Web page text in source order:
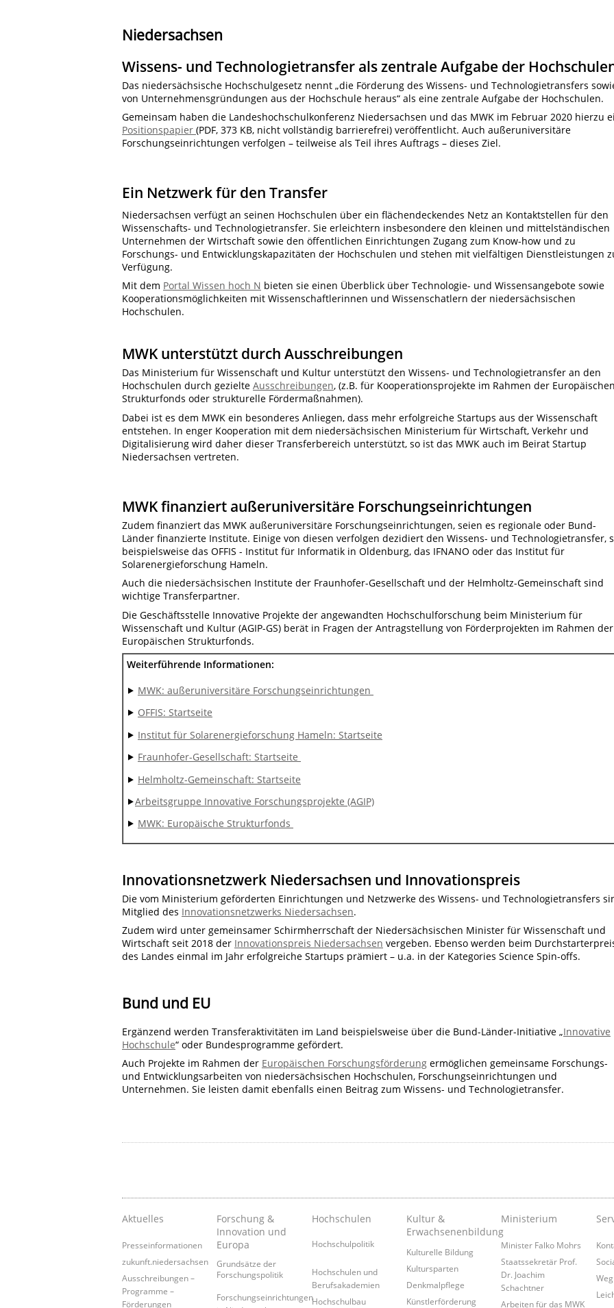
Niedersachsen
Wissens- und Technologietransfer als zentrale Aufgabe der
Das niedersächsische Hochschulgesetz nennt „die Förderung des Wissens- und Technologietransfers
von Unternehmensgründungen aus der Hochschule heraus“ als eine zentrale Aufgabe der Hochschulen.
Gemeinsam haben die Landeshochschulkonferenz Niedersachsen und das MWK im Februar 2020 hierzu
Positionspapier (PDF, 373 KB, nicht vollständig barrierefrei) veröffentlicht. Auch außeruniversitäre
Forschungseinrichtungen verfolgen – teilweise als Teil ihres Auftrags – dieses Ziel.
Ein Netzwerk für den Transfer
Niedersachsen verfügt an seinen Hochschulen über ein flächendeckendes Netz an Kontaktstellen für den
Wissenschafts- und Technologietransfer. Sie erleichtern insbesondere den kleinen und mittelständischen
Unternehmen der Wirtschaft sowie den öffentlichen Einrichtungen Zugang zum Know-how und zu
Forschungs- und Entwicklungskapazitäten der Hochschulen und stehen mit vielfältigen Dienstleistungen
Verfügung.
Mit dem Portal Wissen hoch N bieten sie einen Überblick über Technologie- und Wissensangebote sowie
Kooperationsmöglichkeiten mit Wissenschaftlerinnen und Wissenschatlern der niedersächsischen
Hochschulen.
MWK unterstützt durch Ausschreibungen
Das Ministerium für Wissenschaft und Kultur unterstützt den Wissens- und Technologietransfer an den
Hochschulen durch gezielte Ausschreibungen, (z.B. für Kooperationsprojekte im Rahmen der
Strukturfonds oder strukturelle Fördermaßnahmen).
Dabei ist es dem MWK ein besonderes Anliegen, dass mehr erfolgreiche Startups aus der Wissenschaft
entstehen. In enger Kooperation mit dem niedersächsischen Ministerium für Wirtschaft, Verkehr und
Digitalisierung wird daher dieser Transferbereich unterstützt, so ist das MWK auch im Beirat Startup
Niedersachsen vertreten.
MWK finanziert außeruniversitäre Forschungseinrichtungen
Zudem finanziert das MWK außeruniversitäre Forschungseinrichtungen, seien es regionale oder Bund-
Länder finanzierte Institute. Einige von diesen verfolgen dezidiert den Wissens- und Technologietransfer,
beispielsweise das OFFIS - Institut für Informatik in Oldenburg, das IFNANO oder das Institut für
Solarenergieforschung Hameln.
Auch die niedersächsischen Institute der Fraunhofer-Gesellschaft und der Helmholtz-Gemeinschaft sind
wichtige Transferpartner.
Die Geschäftsstelle Innovative Projekte der angewandten Hochschulforschung beim Ministerium für
Wissenschaft und Kultur (AGIP-GS) berät in Fragen der Antragstellung von Förderprojekten im Rahmen der
Europäischen Strukturfonds.
Weiterführende Informationen:
⯈ MWK: außeruniversitäre Forschungseinrichtungen
⯈ OFFIS: Startseite
⯈ Institut für Solarenergieforschung Hameln: Startseite
⯈ Fraunhofer-Gesellschaft: Startseite
⯈ Helmholtz-Gemeinschaft: Startseite
⯈Arbeitsgruppe Innovative Forschungsprojekte (AGIP)
⯈ MWK: Europäische Strukturfonds
Innovationsnetzwerk Niedersachsen und Innovationspreis
Die vom Ministerium geförderten Einrichtungen und Netzwerke des Wissens- und Technologietransfers
Mitglied des Innovationsnetzwerks Niedersachsen.
Zudem wird unter gemeinsamer Schirmherrschaft der Niedersächsischen Minister für Wissenschaft und
Wirtschaft seit 2018 der Innovationspreis Niedersachsen vergeben. Ebenso werden beim
des Landes einmal im Jahr erfolgreiche Startups prämiert – u.a. in der Kategories Science Spin-offs.
Bund und EU
Ergänzend werden Transferaktivitäten im Land beispielsweise über die Bund-Länder-Initiative „Innovative
Hochschule“ oder Bundesprogramme gefördert.
Auch Projekte im Rahmen der Europäischen Forschungsförderung ermöglichen gemeinsame Forschungs-
und Entwicklungsarbeiten von niedersächsischen Hochschulen, Forschungseinrichtungen und
Unternehmen. Sie leisten damit ebenfalls einen Beitrag zum Wissens- und Technologietransfer.
Aktuelles
Presseinformationen
zukunft.niedersachsen
Ausschreibungen –
Programme –
Förderungen
Forschung &
Innovation und
Europa
Grundsätze der
Forschungspolitik
Forschungseinrichtungen
Hochschulen
Hochschulpolitik
Hochschulen und
Berufsakademien
Hochschulbau
Kultur &
Erwachsenenbildung
Kulturelle Bildung
Kultursparten
Denkmalpflege
Künstlerförderung
Ministerium
Minister Falko Mohrs
Staatssekretär Prof.
Dr. Joachim
Schachtner
Arbeiten für das MWK